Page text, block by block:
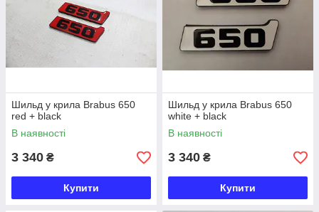
Шильд у крила Brabus 650
red + black
В наявності
3 340 ₴
Купити
Шильд у крила Brabus 650
white + black
В наявності
3 340 ₴
Купити